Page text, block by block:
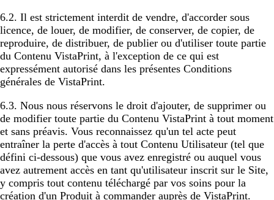
6.2. Il est strictement interdit de vendre, d'accorder sous
licence, de louer, de modifier, de conserver, de copier, de
reproduire, de distribuer, de publier ou d'utiliser toute partie
du Contenu VistaPrint, à l'exception de ce qui est
expressément autorisé dans les présentes Conditions
générales de VistaPrint.
6.3. Nous nous réservons le droit d'ajouter, de supprimer ou
de modifier toute partie du Contenu VistaPrint à tout moment
et sans préavis. Vous reconnaissez qu'un tel acte peut
entraîner la perte d'accès à tout Contenu Utilisateur (tel que
défini ci-dessous) que vous avez enregistré ou auquel vous
avez autrement accès en tant qu'utilisateur inscrit sur le Site,
y compris tout contenu téléchargé par vos soins pour la
création d'un Produit à commander auprès de VistaPrint.